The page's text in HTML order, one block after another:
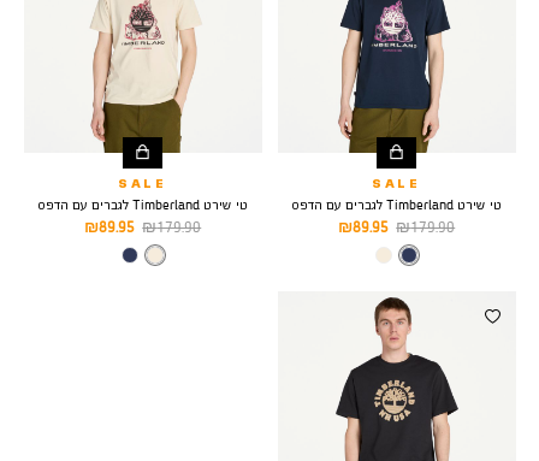
SALE
טי שירט Timberland לגברים עם הדפס
מחיר
מוצר
89.95 ₪
מחיר
179.90 ₪
צבע
DARK
SALE
טי שירט Timberland לגברים עם הדפס
מחיר
מוצר
89.95 ₪
מחיר
179.90 ₪
צבע
NATURAL